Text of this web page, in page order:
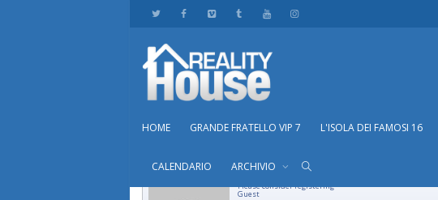
HOME GRANDE FRATELLO VIP 7 L'ISOLA DEI FAMOSI 16
CALENDARIO ARCHIVIO
Please consider registering
Guest